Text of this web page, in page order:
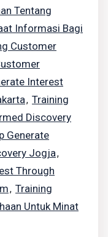
Tentang
Informasi Bagi
Customer
Interest
, Training
Discovery
Generate
Jogja,
Through
, Training
Untuk Minat